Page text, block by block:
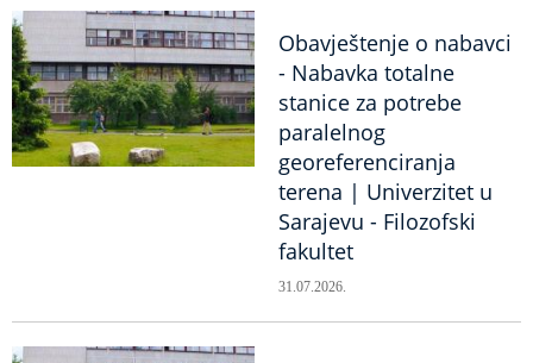
Obavještenje o nabavci
- Nabavka totalne
stanice za potrebe
paralelnog
georeferenciranja
terena | Univerzitet u
Sarajevu - Filozofski
fakultet
31.07.2026.